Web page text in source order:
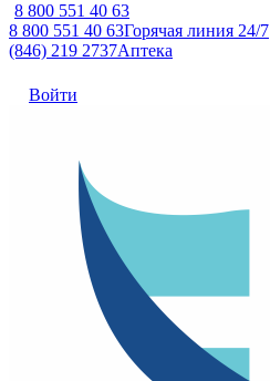
8 800 551 40 63
8 800 551 40 63Горячая линия 24/7
(846) 219 2737Аптека
Войти